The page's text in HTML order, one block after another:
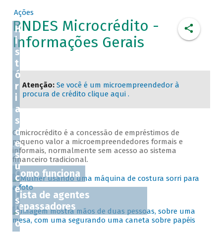
Ações
BNDES Microcrédito -
Informações Gerais
Atenção: Se você é um microempreendedor à
procura de crédito clique aqui .
O microcrédito é a concessão de empréstimos de
pequeno valor a microempreendedores formais e
informais, normalmente sem acesso ao sistema
financeiro tradicional.
Como funciona
Lista de agentes
repassadores
H
i
s
t
ó
r
i
a
s
d
e
s
u
c
e
s
s
o